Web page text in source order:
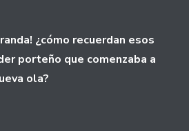
¿cómo recuerdan esos
porteño que comenzaba a
ola?